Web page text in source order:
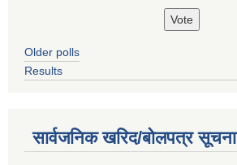
Older polls
Results
सार्वजनिक खरिद/बोलपत्र सूचना